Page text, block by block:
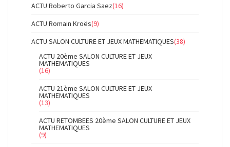
ACTU Roberto Garcia Saez(16)
ACTU Romain Kroës(9)
ACTU SALON CULTURE ET JEUX MATHEMATIQUES(38)
ACTU 20ème SALON CULTURE ET JEUX
MATHEMATIQUES
(16)
ACTU 21ème SALON CULTURE ET JEUX
MATHEMATIQUES
(13)
ACTU RETOMBEES 20ème SALON CULTURE ET JEUX
MATHEMATIQUES
(9)